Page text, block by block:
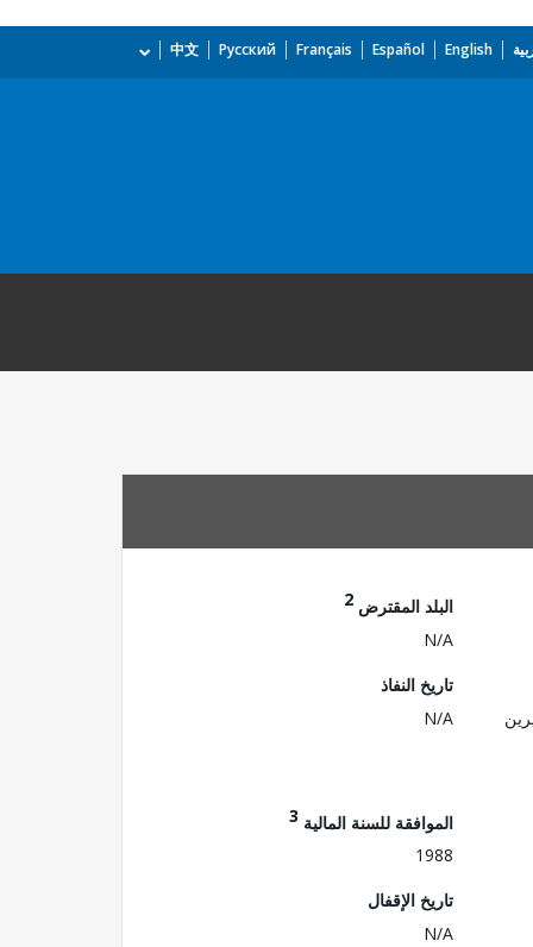
English
Español
Français
Русский
中文
البلد المقترض 2
N/A
تاريخ النفاذ
N/A
الموافقة للسنة المالية 3
1988
تاريخ الإقفال
N/A